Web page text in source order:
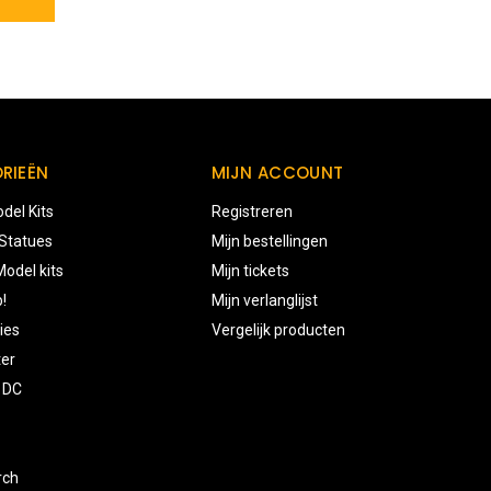
Kits
kits
MIJN ACCOUNT
Registreren
Mijn bestellingen
Mijn tickets
Mijn verlanglijst
Vergelijk producten